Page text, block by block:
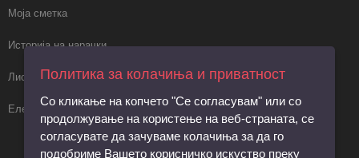
Моја сметка
Историја на нарачки
Листа на желби
Електронски билтен
Политика за колачиња и приватност
Со кликање на копчето "Се согласувам" или со
продолжување на користење на веб-страната, се
согласувате да зачуваме колачиња за да го
подобриме Вашето корисничко искуство преку